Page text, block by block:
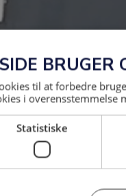
BRUGER
til at forbedre
i overensstemmelse
Statistiske